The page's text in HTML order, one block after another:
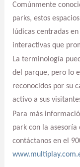
Comúnmente
parks, estos
lúdicas centradas
interactivas que
La terminología
del parque, pero lo
reconocidos por su
activo a sus
Para más
park con la
contáctanos en el